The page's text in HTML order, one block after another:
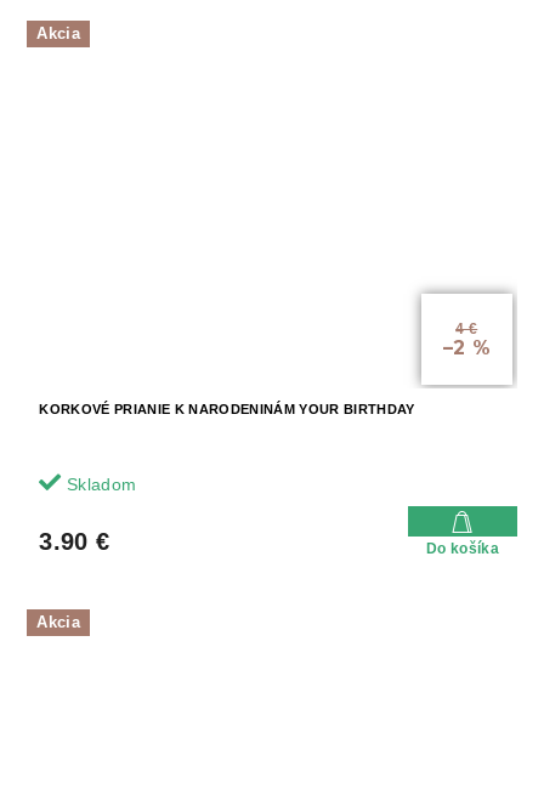
Akcia
4 €
–2 %
KORKOVÉ PRIANIE K NARODENINÁM YOUR BIRTHDAY
Skladom
3.90 € Do košíka
Akcia